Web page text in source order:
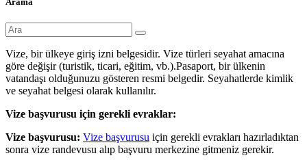
Vize, bir ülkeye giriş izni belgesidir. Vize türleri seyahat amacına
göre değişir (turistik, ticari, eğitim, vb.).Pasaport, bir ülkenin
vatandaşı olduğunuzu gösteren resmi belgedir. Seyahatlerde kimlik
ve seyahat belgesi olarak kullanılır.
Vize başvurusu için gerekli evraklar:
Vize başvurusu: Vize başvurusu için gerekli evrakları hazırladıktan
sonra vize randevusu alıp başvuru merkezine gitmeniz gerekir.